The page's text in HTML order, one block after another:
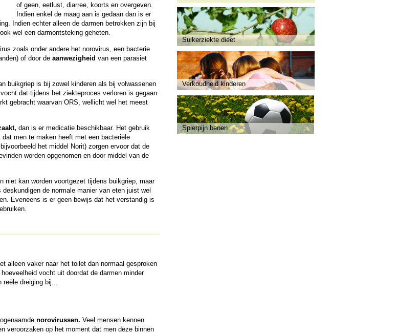
of geen, eetlust, diarree, koorts en overgeven.
Indien enkel de maag aan is gedaan dan is er
Indien echter alleen de darmen betrokken zijn bij
wel een darmontsteking geheten.
zoals onder andere het norovirus, een bacterie
of door de aanwezigheid van een parasiet
buikgriep is bij zowel kinderen als bij volwassenen
dat tijdens het ziekteproces verloren is gegaan.
gebracht waarvan ORS, wellicht wel het meest
dan is er medicatie beschikbaar. Het gebruik
men te maken heeft met een bacteriële
het middel Norit) zorgen ervoor dat de
worden opgenomen en door middel van de
niet kan worden voortgezet tijdens buikgriep, maar
de normale manier van eten juist wel
Eveneens is er geen bewijs dat het verstandig is
alleen vaker naar het toilet dan normaal gesproken
vocht uit doordat de darmen minder
reële dreiging bij...
norovirussen. Veel mensen kennen
veroorzaken op het moment dat men deze binnen
Suikerziekte dieet
Verkoudheid kinderen
Spierpijn benen